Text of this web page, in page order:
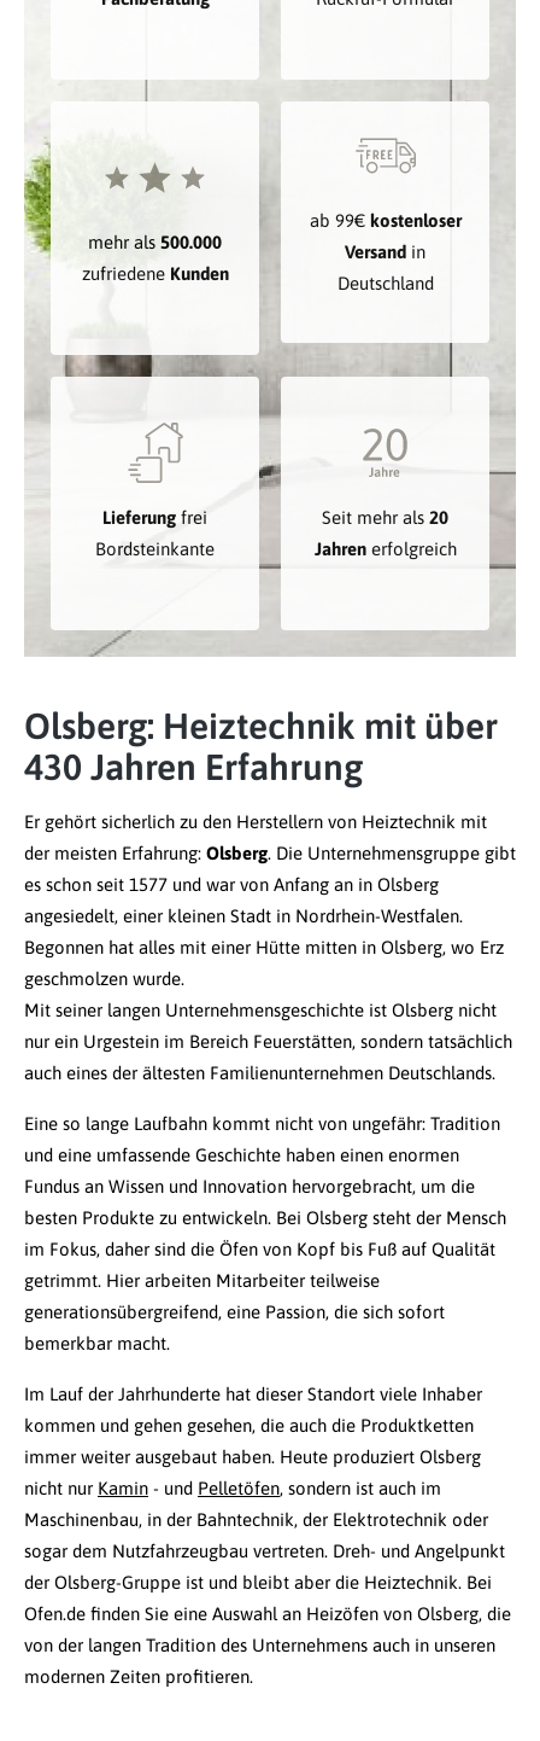
mehr als 500.000
zufriedene Kunden
ab 99€ kostenloser
Versand in
Deutschland
Lieferung frei
Bordsteinkante
Seit mehr als 20
Jahrenerfolgreich
Olsberg: Heiztechnik mit über
430 Jahren Erfahrung
Er gehört sicherlich zu den Herstellern von Heiztechnik mit
der meisten Erfahrung: Olsberg. Die Unternehmensgruppe gibt
es schon seit 1577 und war von Anfang an in Olsberg
angesiedelt, einer kleinen Stadt in Nordrhein-Westfalen.
Begonnen hat alles mit einer Hütte mitten in Olsberg, wo Erz
geschmolzen wurde.
Mit seiner langen Unternehmensgeschichte ist Olsberg nicht
nur ein Urgestein im Bereich Feuerstätten, sondern tatsächlich
auch eines der ältesten Familienunternehmen Deutschlands.
Eine so lange Laufbahn kommt nicht von ungefähr: Tradition
und eine umfassende Geschichte haben einen enormen
Fundus an Wissen und Innovation hervorgebracht, um die
besten Produkte zu entwickeln. Bei Olsberg steht der Mensch
im Fokus, daher sind die Öfen von Kopf bis Fuß auf Qualität
getrimmt. Hier arbeiten Mitarbeiter teilweise
generationsübergreifend, eine Passion, die sich sofort
bemerkbar macht.
Im Lauf der Jahrhunderte hat dieser Standort viele Inhaber
kommen und gehen gesehen, die auch die Produktketten
immer weiter ausgebaut haben. Heute produziert Olsberg
nicht nur Kamin - und Pelletöfen, sondern ist auch im
Maschinenbau, in der Bahntechnik, der Elektrotechnik oder
sogar dem Nutzfahrzeugbau vertreten. Dreh- und Angelpunkt
der Olsberg-Gruppe ist und bleibt aber die Heiztechnik. Bei
Ofen.de finden Sie eine Auswahl an Heizöfen von Olsberg, die
von der langen Tradition des Unternehmens auch in unseren
modernen Zeiten profitieren.